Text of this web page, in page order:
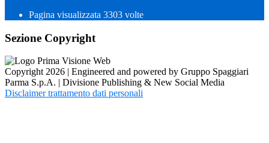
Pagina visualizzata 3303 volte
Sezione Copyright
Copyright 2026 | Engineered and powered by Gruppo Spaggiari
Parma S.p.A. | Divisione Publishing & New Social Media
Disclaimer trattamento dati personali